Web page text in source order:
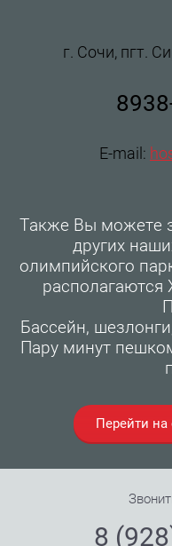
Также Вы можете
других
олимпийского
располагаются
Бассейн,
Пару минут
Перейти на
г. Сочи, пгт.
E-mail:
8